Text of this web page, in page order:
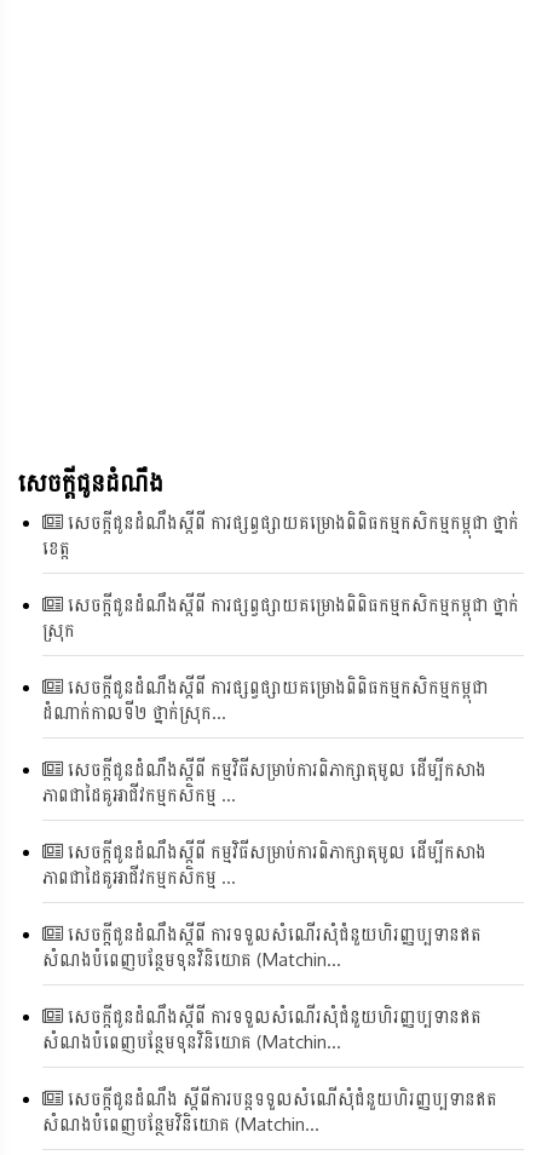
សេចក្តីជូនដំណឹង
សេចក្តីជូនដំណឹងស្តីពី ការផ្សព្វផ្សាយគម្រោងពិពិធកម្មកសិកម្មកម្ពុជា ថ្នាក់
ខេត្ត
សេចក្តីជូនដំណឹងស្តីពី ការផ្សព្វផ្សាយគម្រោងពិពិធកម្មកសិកម្មកម្ពុជា ថ្នាក់
ស្រុក
សេចក្តីជូនដំណឹងស្តីពី ការផ្សព្វផ្សាយគម្រោងពិពិធកម្មកសិកម្មកម្ពុជា
ដំណាក់កាលទី២ ថ្នាក់ស្រុក...
សេចក្តីជូនដំណឹងស្តីពី កម្មវិធីសម្រាប់ការពិភាក្សាតុមូល ដើម្បីកសាង
ភាពជាដៃគូអាជីវកម្មកសិកម្ម ...
សេចក្តីជូនដំណឹងស្តីពី កម្មវិធីសម្រាប់ការពិភាក្សាតុមូល ដើម្បីកសាង
ភាពជាដៃគូអាជីវកម្មកសិកម្ម ...
សេចក្តីជូនដំណឹងស្តីពី ការទទួលសំណើរសុំជំនួយហិរញ្ញប្បទានឥត
សំណងបំពេញបន្ថែមទុនវិនិយោគ (Matchin...
សេចក្តីជូនដំណឹងស្តីពី ការទទួលសំណើរសុំជំនួយហិរញ្ញប្បទានឥត
សំណងបំពេញបន្ថែមទុនវិនិយោគ (Matchin...
សេចក្តីជូនដំណឹង ស្តីពីការបន្តទទួលសំណើសុំជំនួយហិរញ្ញប្បទានឥត
សំណងបំពេញបន្ថែមវិនិយោគ (Matchin...